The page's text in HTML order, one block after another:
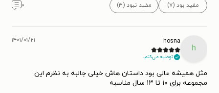
مفید بود (۷) مفید نبود (۳) ۰
h
hosna
توصیه می‌کنم.
۱۴۰۱/۰۱/۲۱
مثل همیشه عالی بود داستان هاش خیلی جالبه به نظرم این
مجموعه برای ۱۰ تا ۱۳ سال مناسبه